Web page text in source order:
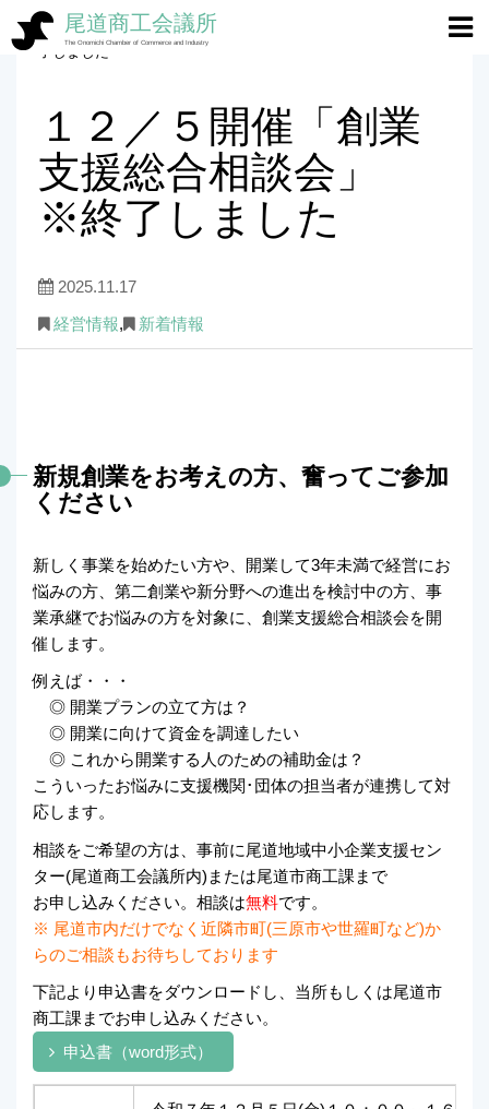
尾道商工会議所
The Onomichi Chamber of Commerce and Industry
ホーム>経営情報> １２／５開催「創業支援総合相談会」 ※終
了しました
１２／５開催「創業
支援総合相談会」
※終了しました
2025.11.17
経営情報, 新着情報
新規創業をお考えの方、奮ってご参加
ください
新しく事業を始めたい方や、開業して3年未満で経営にお
悩みの方、第二創業や新分野への進出を検討中の方、事
業承継でお悩みの方を対象に、創業支援総合相談会を開
催します。
例えば・・・
◎ 開業プランの立て方は？
◎ 開業に向けて資金を調達したい
◎ これから開業する人のための補助金は？
こういったお悩みに支援機関･団体の担当者が連携して対
応します。
相談をご希望の方は、事前に尾道地域中小企業支援セン
ター(尾道商工会議所内)または尾道市商工課まで
お申し込みください。相談は無料です。
※ 尾道市内だけでなく近隣市町(三原市や世羅町など)か
らのご相談もお待ちしております
下記より申込書をダウンロードし、当所もしくは尾道市
商工課までお申し込みください。
申込書（word形式）